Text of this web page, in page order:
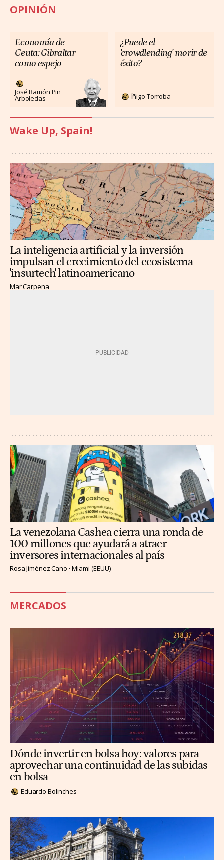
OPINIÓN
Economía de
Ceuta: Gibraltar
como espejo
José Ramón Pin
Arboledas
¿Puede el
'crowdlending' morir de
éxito?
Íñigo Torroba
Wake Up, Spain!
La inteligencia artificial y la inversión
impulsan el crecimiento del ecosistema
'insurtech' latinoamericano
Mar Carpena
La venezolana Cashea cierra una ronda de
100 millones que ayudará a atraer
inversores internacionales al país
Rosa Jiménez Cano Miami (EEUU)
MERCADOS
Dónde invertir en bolsa hoy: valores para
aprovechar una continuidad de las subidas
en bolsa
Eduardo Bolinches